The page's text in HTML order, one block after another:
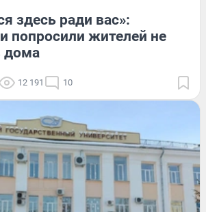
здесь ради вас»:
попросили жителей не
дома
12 191 10